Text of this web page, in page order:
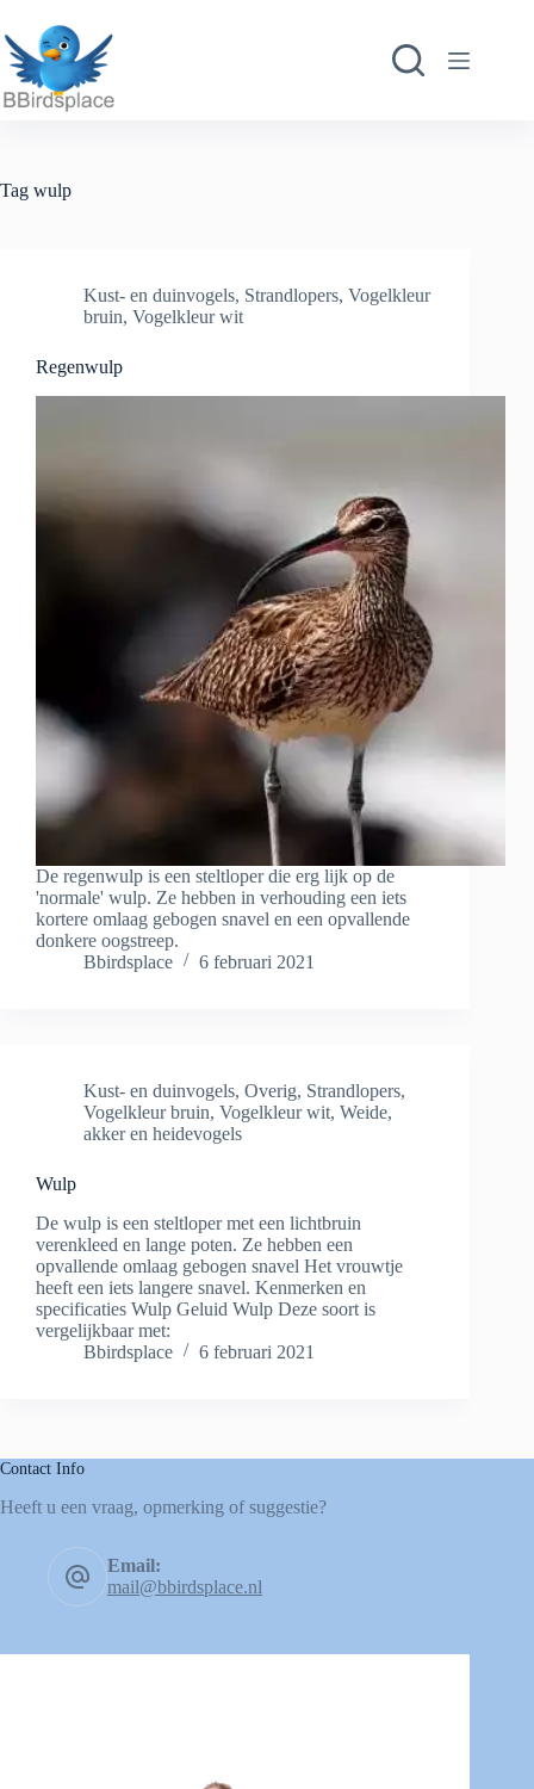
naar
de
inhoud
Tag wulp
Kust- en duinvogels, Strandlopers, Vogelkleur
bruin, Vogelkleur wit
Regenwulp
De regenwulp is een steltloper die erg lijk op de
'normale' wulp. Ze hebben in verhouding een iets
kortere omlaag gebogen snavel en een opvallende
donkere oogstreep.
Bbirdsplace
6 februari 2021
Kust- en duinvogels, Overig, Strandlopers,
Vogelkleur bruin, Vogelkleur wit, Weide,
akker en heidevogels
Wulp
De wulp is een steltloper met een lichtbruin
verenkleed en lange poten. Ze hebben een
opvallende omlaag gebogen snavel Het vrouwtje
heeft een iets langere snavel. Kenmerken en
specificaties Wulp Geluid Wulp Deze soort is
vergelijkbaar met:
Bbirdsplace
6 februari 2021
Contact Info
Heeft u een vraag, opmerking of suggestie?
Email:
mail@bbirdsplace.nl